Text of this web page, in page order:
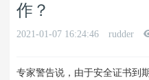
作？
2021-01-07 16:24:46 rudder
专家警告说，由于安全证书到